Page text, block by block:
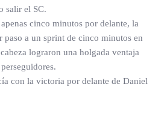
salir el SC.
cinco minutos por delante, la
paso a un sprint de cinco minutos en
lograron una holgada ventaja
con la victoria por delante de Daniel